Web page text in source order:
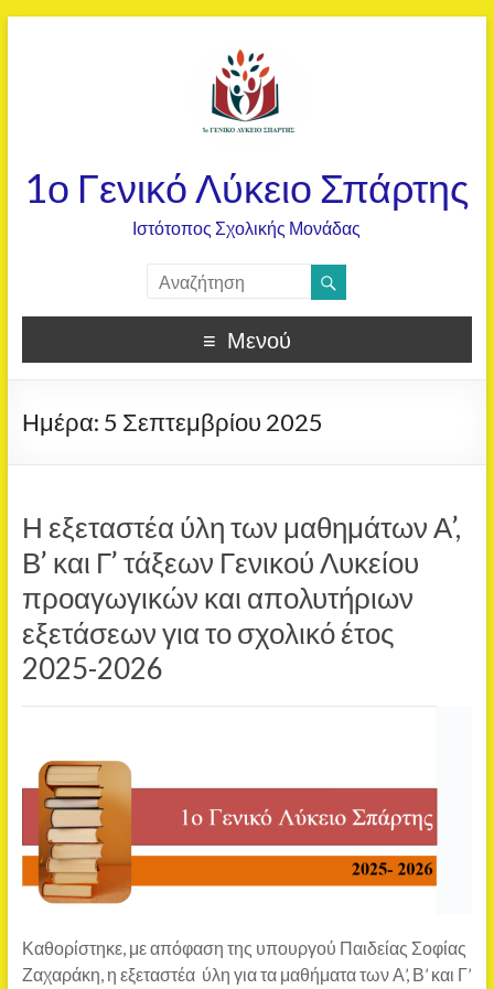
1ο Γενικό Λύκειο Σπάρτης
Ιστότοπος Σχολικής Μονάδας
Μενού
Ημέρα: 5 Σεπτεμβρίου 2025
Η εξεταστέα ύλη των μαθημάτων Α’,
Β’ και Γ’ τάξεων Γενικού Λυκείου
προαγωγικών και απολυτήριων
εξετάσεων για το σχολικό έτος
2025-2026
Καθορίστηκε, με απόφαση της υπουργού Παιδείας Σοφίας
Ζαχαράκη, η εξεταστέα ύλη για τα μαθήματα των Α’, Β’ και Γ’